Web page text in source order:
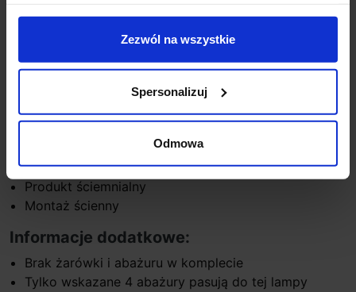
Zezwól na wszystkie
Spersonalizuj
Odmowa
Źródło światła 1 x E27
Szerokość 8 cm
Głębokość 8,25 cm
Kolor matowy nikiel lub brąz
Producent Astro Lighting
Gwarancja 24 miesiące
Produkt ściemnialny
Montaż ścienny
Informacje dodatkowe:
Brak żarówki i abażuru w komplecie
Tylko wskazane 4 abażury pasują do tej lampy